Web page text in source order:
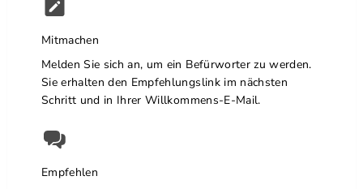
Mitmachen
Melden Sie sich an, um ein Befürworter zu werden.
Sie erhalten den Empfehlungslink im nächsten
Schritt und in Ihrer Willkommens-E-Mail.
Empfehlen